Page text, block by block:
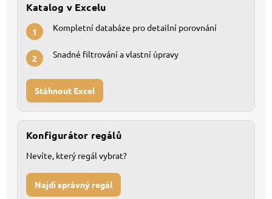
Katalog v Excelu
1 Kompletní databáze pro detailní porovnání
2 Snadné filtrování a vlastní úpravy
Stáhnout Excel
Konfigurátor regálů
Nevíte, který regál vybrat?
Najdi správný regál